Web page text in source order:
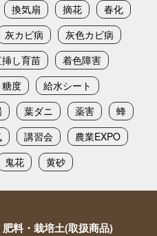
換気扇 摘花
春化
灰カビ病
灰色カビ病
し育苗
着色障害
糖度
給水シート
葉ダニ 薬害
蜂
講習会
農業EXPO
鬼花 黄砂
肥料・栽培土(取扱商品)